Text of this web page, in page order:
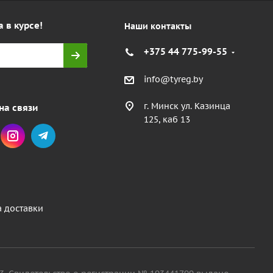
в курсе!
связи
доставки
Наши контакты
+375 44 775-99-55
info@tyreg.by
г. Минск ул. Казинца
125, каб 13